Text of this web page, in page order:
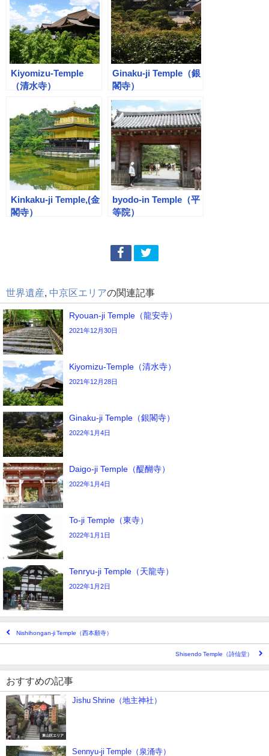
Kiyomizu-Temple
（清水寺）
Ginaku-ji Temple（銀
閣寺）
Kinkaku-ji Temple,(金
閣寺）
byodo-in Temple（平
等院）
世界遺産, 中京区エリアの関連記事
Ryouan-ji Temple（龍安寺）
2021年12月30日
Kiyomizu-Temple（清水寺）
2021年12月28日
Ginaku-ji Temple（銀閣寺）
2022年1月4日
Daigo-ji Temple（醍醐寺）
2022年1月4日
To-ji Temple（東寺）
2022年1月1日
Tenryu-ji Temple（天龍寺）
2022年1月2日
Nishihongan-ji Temple（西本願寺）
Shisendo Temple（詩仙堂）
おすすめの記事
東山区エリア
Jishu Shrine（地主神社）
Sennyu-ji Temple（泉涌寺）